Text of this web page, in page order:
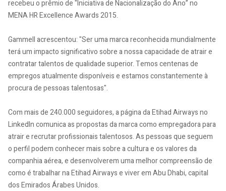
recebeu o prêmio de "Iniciativa de Nacionalização do Ano” no
MENA HR Excellence Awards 2015.
Gammell acrescentou: "Ser uma marca reconhecida mundialmente
terá um impacto significativo sobre a nossa capacidade de atrair e
contratar talentos de qualidade superior. Temos centenas de
empregos atualmente disponíveis e estamos constantemente à
procura de pessoas talentosas".
Com mais de 240.000 seguidores, a página da Etihad Airways no
LinkedIn comunica as propostas da marca como empregadora para
atrair e recrutar profissionais talentosos. As pessoas que seguem
o perfil podem conhecer mais sobre a cultura e os valores da
companhia aérea, e desenvolverem uma melhor compreensão de
como é trabalhar na Etihad Airways e viver em Abu Dhabi, capital
dos Emirados Árabes Unidos.